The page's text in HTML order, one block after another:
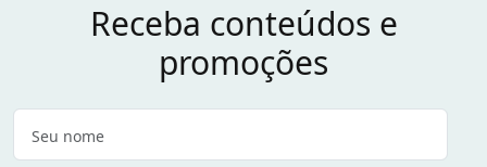
Receba conteúdos e
promoções